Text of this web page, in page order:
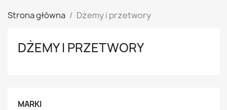
Strona główna Dżemy i przetwory
DŻEMY I PRZETWORY
MARKI